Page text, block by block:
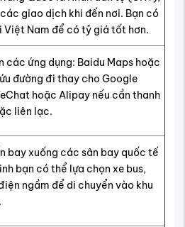
giao dịch khi đến nơi. Bạn có
Nam để có tỷ giá tốt hơn.
các ứng dụng: Baidu Maps hoặc
đường đi thay cho Google
hoặc Alipay nếu cần thanh
liên lạc.
bay xuống các sân bay quốc tế
bạn có thể lựa chọn xe bus,
ngầm để di chuyển vào khu